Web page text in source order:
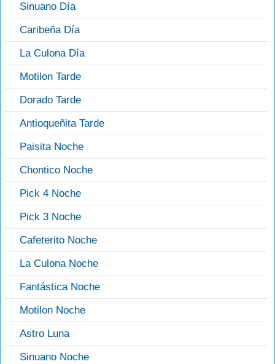
Sinuano Día
Caribeña Día
La Culona Día
Motilon Tarde
Dorado Tarde
Antioqueñita Tarde
Paisita Noche
Chontico Noche
Pick 4 Noche
Pick 3 Noche
Cafeterito Noche
La Culona Noche
Fantástica Noche
Motilon Noche
Astro Luna
Sinuano Noche